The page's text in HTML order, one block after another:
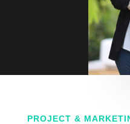
PROJECT &